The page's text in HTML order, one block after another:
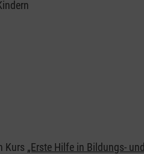
Kurs „Erste Hilfe in Bildungs- und